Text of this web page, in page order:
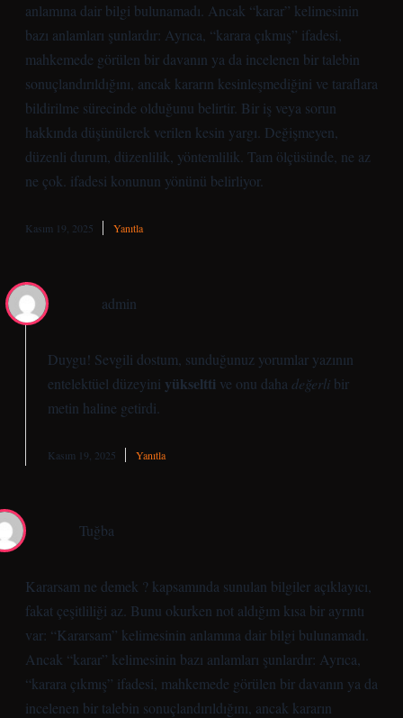
anlamına dair bilgi bulunamadı. Ancak “karar” kelimesinin
bazı anlamları şunlardır: Ayrıca, “karara çıkmış” ifadesi,
mahkemede görülen bir davanın ya da incelenen bir talebin
sonuçlandırıldığını, ancak kararın kesinleşmediğini ve taraflara
bildirilme sürecinde olduğunu belirtir. Bir iş veya sorun
hakkında düşünülerek verilen kesin yargı. Değişmeyen,
düzenli durum, düzenlilik, yöntemlilik. Tam ölçüsünde, ne az
ne çok. ifadesi konunun yönünü belirliyor.
Kasım 19, 2025 Yanıtla
admin
Duygu! Sevgili dostum, sunduğunuz yorumlar yazının
entelektüel düzeyini yükseltti ve onu daha değerli bir
metin haline getirdi.
Kasım 19, 2025 Yanıtla
Tuğba
Kararsam ne demek ? kapsamında sunulan bilgiler açıklayıcı,
fakat çeşitliliği az. Bunu okurken not aldığım kısa bir ayrıntı
var: “Kararsam” kelimesinin anlamına dair bilgi bulunamadı.
Ancak “karar” kelimesinin bazı anlamları şunlardır: Ayrıca,
“karara çıkmış” ifadesi, mahkemede görülen bir davanın ya da
incelenen bir talebin sonuçlandırıldığını, ancak kararın